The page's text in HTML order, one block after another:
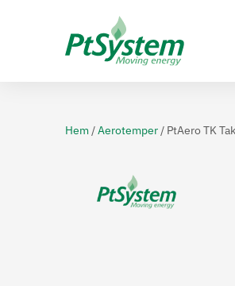
Hem /Aerotemper / PtAero TK